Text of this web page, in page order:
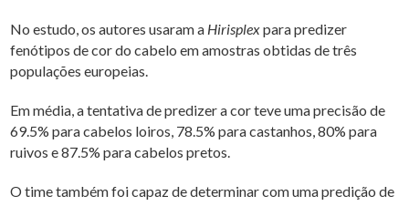
No estudo, os autores usaram a Hirisplexpara predizer
fenótipos de cor do cabelo em amostras obtidas de três
populações europeias.
Em média, a tentativa de predizer a cor teve uma precisão de
69.5% para cabelos loiros, 78.5% para castanhos, 80% para
ruivos e 87.5% para cabelos pretos.
O time também foi capaz de determinar com uma predição de